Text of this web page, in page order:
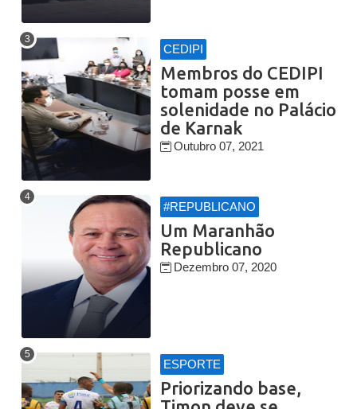
CEDIPI
Membros do CEDIPI
tomam posse em
solenidade no Palácio
de Karnak
Outubro 07, 2021
#REPUBLICANO
Um Maranhão
Republicano
Dezembro 07, 2020
ESPORTE
Priorizando base,